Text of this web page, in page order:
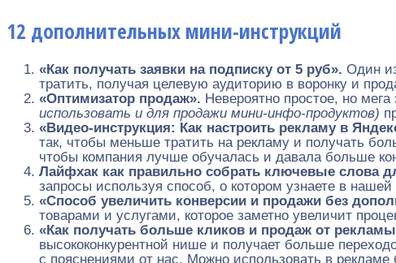
12 дополнительных мини-инструкций
«Как получать заявки на подписку от 5 руб». Один
тратить, получая целевую аудиторию в воронку и
«Оптимизатор продаж». Невероятно простое, но
использовать и для продажи мини-инфо-продуктов)
«Видео-инструкция: Как настроить рекламу в
так, чтобы меньше тратить на рекламу и получать
чтобы компания лучше обучалась и давала больше
Лайфхак как правильно собрать ключевые слова
запросы используя способ, о котором узнаете в
«Способ увеличить конверсии и продажи без
товарами и услугами, которое заметно увеличит
«Как получать больше кликов и продаж от
высококонкурентной нише и получает больше
с пояснениями от нас. Можно использовать в рекламе